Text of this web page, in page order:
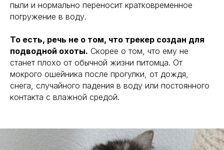
пыли и нормально переносит кратковременное
погружение в воду.
То есть, речь не о том, что трекер создан для
подводной охоты. Скорее о том, что ему не
станет плохо от обычной жизни питомца. От
мокрого ошейника после прогулки, от дождя,
снега, случайного падения в воду или постоянного
контакта с влажной средой.